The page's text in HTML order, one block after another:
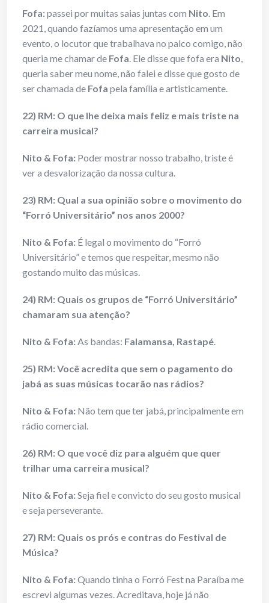
Fofa:passei por muitas saias juntas com Nito. Em
2021, quando fazíamos uma apresentação em um
evento, o locutor que trabalhava no palco comigo, não
queria me chamar de Fofa. Ele disse que fofa era Nito,
queria saber meu nome, não falei e disse que gosto de
ser chamada de Fofa pela família e artisticamente.
22) RM: O que lhe deixa mais feliz e mais triste na
carreira musical?
Nito & Fofa: Poder mostrar nosso trabalho, triste é
ver a desvalorização da nossa cultura.
23) RM: Qual a sua opinião sobre o movimento do
“Forró Universitário” nos anos 2000?
Nito & Fofa: É legal o movimento do “Forró
Universitário” e temos que respeitar, mesmo não
gostando muito das músicas.
24) RM: Quais os grupos de “Forró Universitário”
chamaram sua atenção?
Nito & Fofa:As bandas: Falamansa, Rastapé.
25) RM: Você acredita que sem o pagamento do
jabá as suas músicas tocarão nas rádios?
Nito & Fofa: Não tem que ter jabá, principalmente em
rádio comercial.
26) RM: O que você diz para alguém que quer
trilhar uma carreira musical?
Nito & Fofa:Seja fiel e convicto do seu gosto musical
e seja perseverante.
27) RM: Quais os prós e contras do Festival de
Música?
Nito & Fofa:Quando tinha o Forró Fest na Paraíba me
escrevi algumas vezes. Acreditava, hoje já não